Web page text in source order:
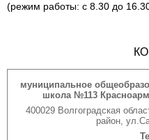
(режим работы: с 8.30 до
муниципальное
школа №113
400029 Волгоградская
район,